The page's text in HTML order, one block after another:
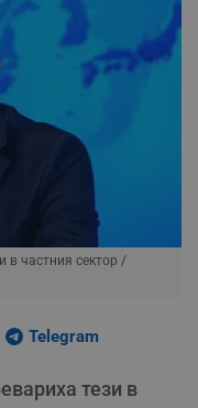
в частния сектор /
Telegram
тези в